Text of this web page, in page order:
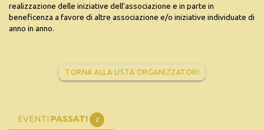
realizzazione delle iniziative dell'associazione e in parte in
beneficenza a favore di altre associazione e/o iniziative individuate di
anno in anno.
TORNA ALLA LISTA ORGANIZZATORI
EVENTI PASSATI 2